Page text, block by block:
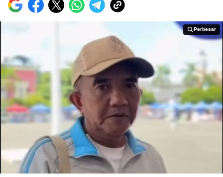
Perbesar
Perbesar